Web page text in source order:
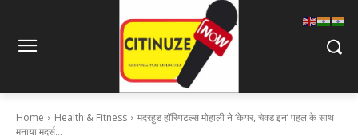
Home Health & Fitness
मदरहुड हॉस्पिटल्स मोहाली ने ‘केयर, चेक्ड इन’ पहल के साथ
मनाया मदर्स...